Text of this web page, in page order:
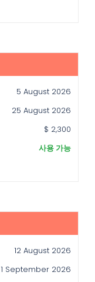
5 August 2026
25 August 2026
$ 2,300
사용 가능
12 August 2026
1 September 2026